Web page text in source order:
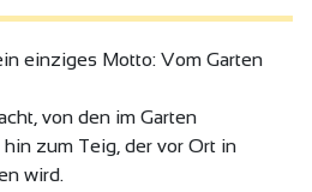
einziges Motto: Vom Garten
von den im Garten
zum Teig, der vor Ort in
wird.